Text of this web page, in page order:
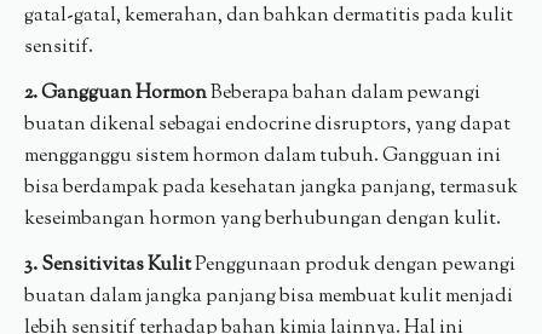
gatal-gatal, kemerahan, dan bahkan dermatitis pada kulit
sensitif.
2. Gangguan HormonBeberapa bahan dalam pewangi
buatan dikenal sebagai endocrine disruptors, yang dapat
mengganggu sistem hormon dalam tubuh. Gangguan ini
bisa berdampak pada kesehatan jangka panjang, termasuk
keseimbangan hormon yang berhubungan dengan kulit.
3. Sensitivitas KulitPenggunaan produk dengan pewangi
buatan dalam jangka panjang bisa membuat kulit menjadi
lebih sensitif terhadap bahan kimia lainnya. Hal ini